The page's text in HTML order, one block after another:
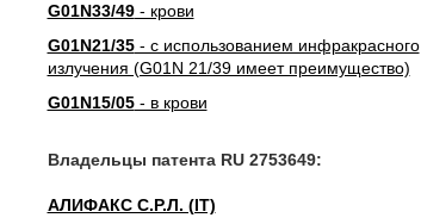
G01N33/49- крови
G01N21/35- с использованием инфракрасного
излучения (G01N 21/39 имеет преимущество)
G01N15/05- в крови
Владельцы патента RU 2753649:
АЛИФАКС С.Р.Л. (IT)